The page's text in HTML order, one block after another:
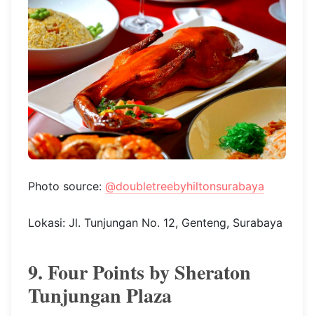
performance spesial Lion dance dan
pertunjukan sulap, acara santap malam bersama
keluarga terasa lebih hangat dan mewah.
Kamu bisa memilih menu Longevity dengan
harga Rp18,888 juta net per meja untuk 10
orang atau menu Wealthy senilai Rp20,888 juta
net per meja untuk 10 orang. Semua masakan
oriental tersaji dari appetizer hingga dessert.
Butuh info lebih lanjut, silakan cek